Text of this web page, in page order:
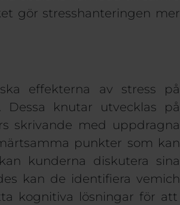
gör stresshanteringen mer
effekterna av stress på
. Dessa knutar utvecklas på
skrivande med uppdragna
punkter som kan
kunderna diskutera sina
kan de identifiera vemich
kognitiva lösningar för att